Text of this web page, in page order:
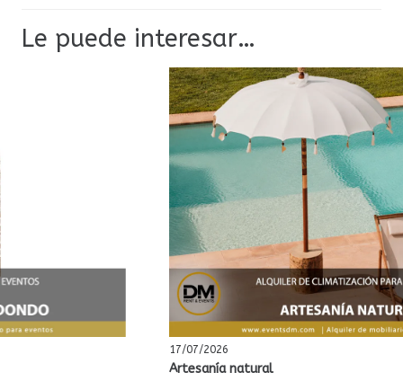
Le puede interesar…
Artesanía natural